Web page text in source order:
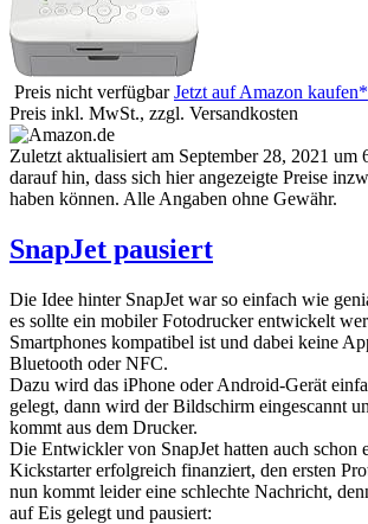
Preis nicht verfügbar Jetzt auf Amazon kaufen*
Preis inkl. MwSt., zzgl. Versandkosten
Zuletzt aktualisiert am September 28, 2021 um
darauf hin, dass sich hier angezeigte Preise
haben können. Alle Angaben ohne Gewähr.
SnapJet pausiert
Die Idee hinter SnapJet war so einfach wie
es sollte ein mobiler Fotodrucker entwickelt
Smartphones kompatibel ist und dabei keine
Bluetooth oder NFC.
Dazu wird das iPhone oder Android-Gerät
gelegt, dann wird der Bildschirm eingescannt
kommt aus dem Drucker.
Die Entwickler von SnapJet hatten auch schon
Kickstarter erfolgreich finanziert, den ersten
nun kommt leider eine schlechte Nachricht,
auf Eis gelegt und pausiert: